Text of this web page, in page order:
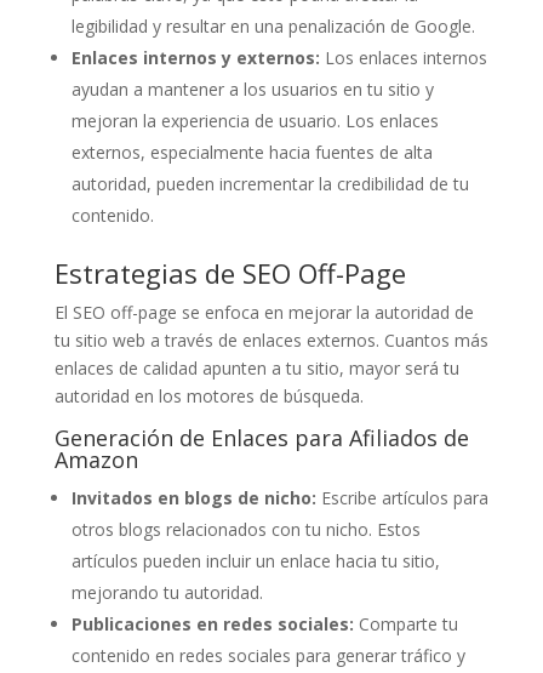
legibilidad y resultar en una penalización de Google.
Enlaces internos y externos: Los enlaces internos
ayudan a mantener a los usuarios en tu sitio y
mejoran la experiencia de usuario. Los enlaces
externos, especialmente hacia fuentes de alta
autoridad, pueden incrementar la credibilidad de tu
contenido.
Estrategias de SEO Off-Page
El SEO off-page se enfoca en mejorar la autoridad de
tu sitio web a través de enlaces externos. Cuantos más
enlaces de calidad apunten a tu sitio, mayor será tu
autoridad en los motores de búsqueda.
Generación de Enlaces para Afiliados de
Amazon
Invitados en blogs de nicho: Escribe artículos para
otros blogs relacionados con tu nicho. Estos
artículos pueden incluir un enlace hacia tu sitio,
mejorando tu autoridad.
Publicaciones en redes sociales: Comparte tu
contenido en redes sociales para generar tráfico y